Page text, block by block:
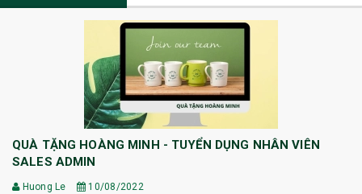
QUÀ TẶNG HOÀNG MINH - TUYỂN DỤNG NHÂN VIÊN
SALES ADMIN
Huong Le 10/08/2022